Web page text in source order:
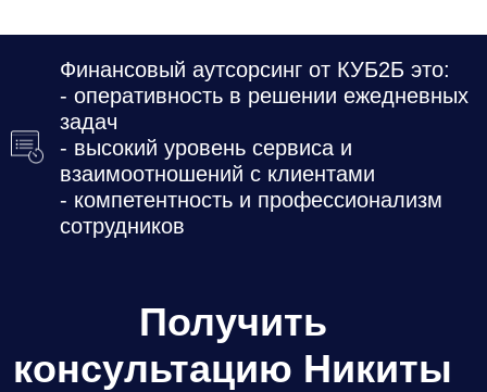
Финансовый аутсорсинг от КУБ2Б это:
- оперативность в решении ежедневных
задач
- высокий уровень сервиса и
взаимоотношений с клиентами
- компетентность и профессионализм
сотрудников
Получить
консультацию Никиты